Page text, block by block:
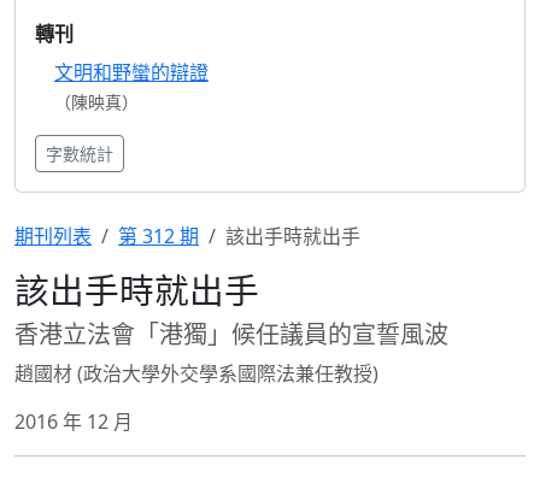
轉刊
文明和野蠻的辯證
（陳映真）
字數統計
期刊列表 第 312 期 該出手時就出手
該出手時就出手
香港立法會「港獨」候任議員的宣誓風波
趙國材 (政治大學外交學系國際法兼任教授)
2016 年 12 月